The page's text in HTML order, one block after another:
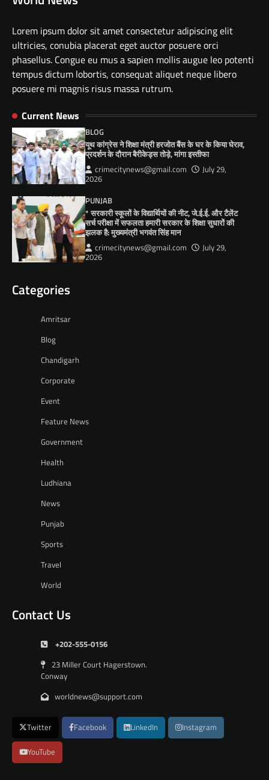
Lorem ipsum dolor sit amet consectetur adipiscing elit
ultricies, conubia placerat eget auctor posuere orci
phasellus. Congue eu mus a sapien mollis augue leo potenti
tempus dictum lobortis, consequat aliquet neque libero
posuere mi magnis risus massa rutrum.
Current News
BLOG
यूथ कांग्रेस ने शिक्षा मंत्री हरजोत बैंस के घर के किया घेराव,
प्रदर्शन के दौरान बैरीकेड्स तोड़े, मांगा इस्तीफा
crimecitynews@gmail.com
July 29,
2026
PUNJAB
* सरकारी स्कूलों के विद्यार्थियों की नीट, जे.ई.ई. और टैलेंट
सर्च परीक्षा में सफलता हमारी सरकार के शिक्षा सुधारों की
झलक है: मुख्यमंत्री भगवंत सिंह मान
crimecitynews@gmail.com
July 29,
2026
Categories
Amritsar
Blog
Chandigarh
Corporate
Event
Feature News
Government
Health
Ludhiana
News
Punjab
Sports
Travel
World
Contact Us
+202-555-0156
23 Miller Court Hagerstown.
Conway
worldnews@support.com
Twitter Facebook LinkedIn Instagram
YouTube